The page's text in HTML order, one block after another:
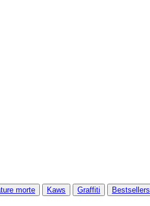
morte Kaws Graffiti Bestsellers